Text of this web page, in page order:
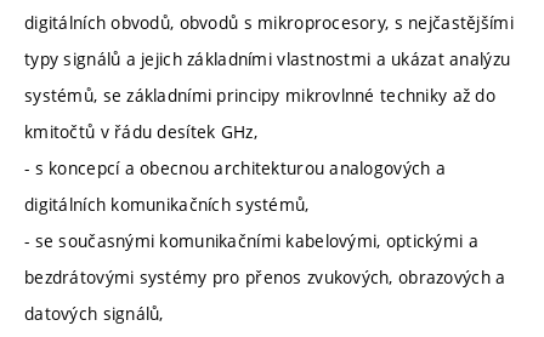
digitálních obvodů, obvodů s mikroprocesory, s nejčastějšími
typy signálů a jejich základními vlastnostmi a ukázat analýzu
systémů, se základními principy mikrovlnné techniky až do
kmitočtů v řádu desítek GHz,
- s koncepcí a obecnou architekturou analogových a
digitálních komunikačních systémů,
- se současnými komunikačními kabelovými, optickými a
bezdrátovými systémy pro přenos zvukových, obrazových a
datových signálů,